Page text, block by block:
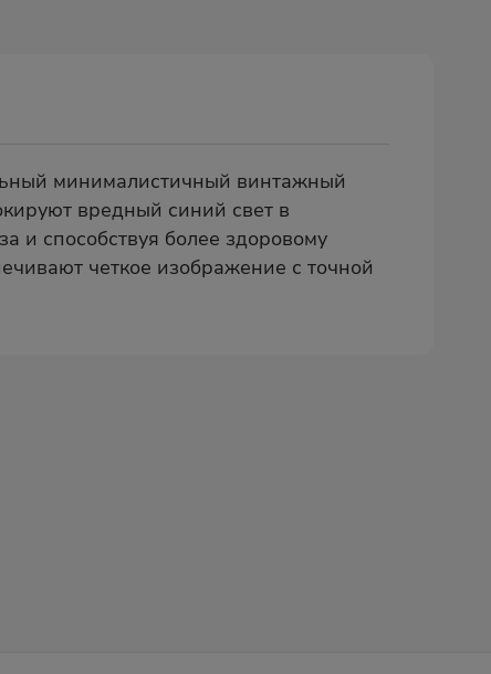
минималистичный винтажный
вредный синий свет в
и способствуя более здоровому
четкое изображение с точной